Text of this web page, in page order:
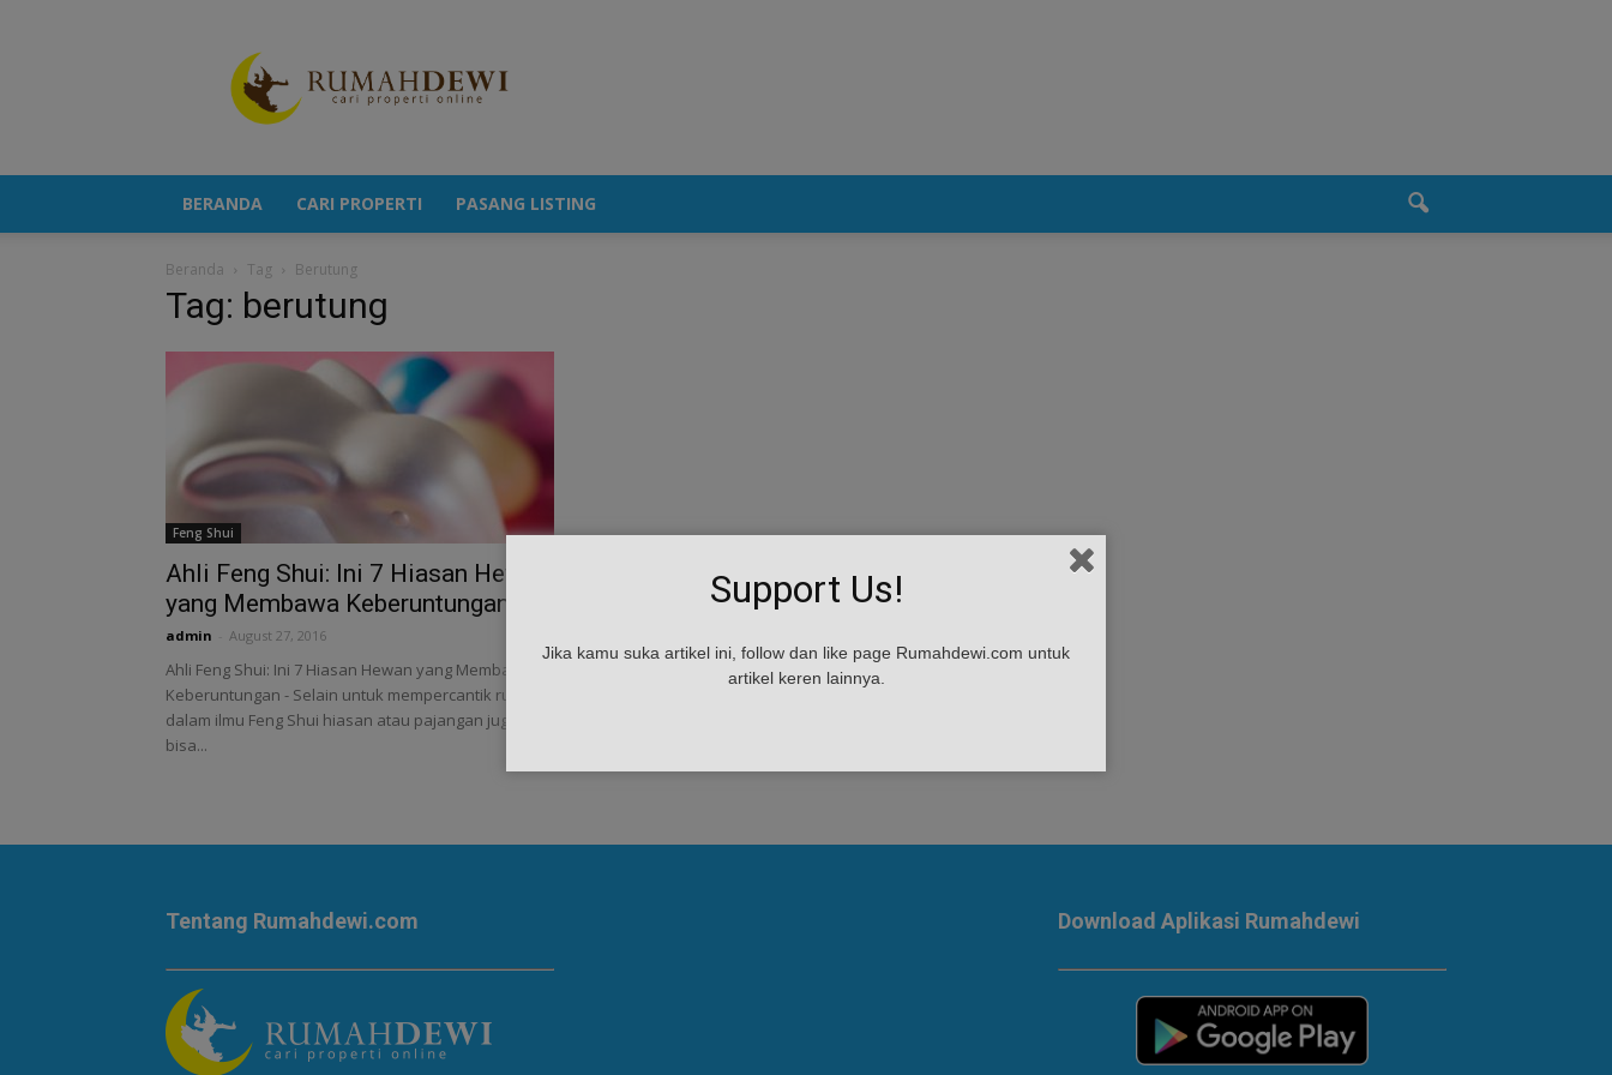
Berita
Properti
Terkini
BERANDA CARI PROPERTI PASANG LISTING
Beranda Tag Berutung
Tag: berutung
Feng Shui
Ahli Feng Shui: Ini 7 Hiasan Hewan
yang Membawa Keberuntungan
admin August 27, 2016
Ahli Feng Shui: Ini 7 Hiasan Hewan yang Membawa
Keberuntungan - Selain untuk mempercantik rumah,
dalam ilmu Feng Shui hiasan atau pajangan juga
bisa...
Tentang Rumahdewi.com Download Aplikasi Rumahdewi
Support Us!
Jika kamu suka artikel ini, follow dan like page Rumahdewi.com untuk
artikel keren lainnya.